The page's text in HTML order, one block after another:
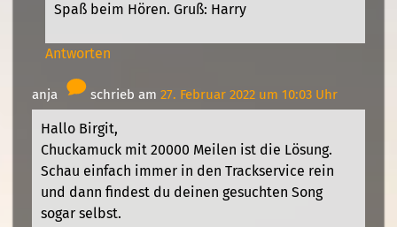
Spaß beim Hören. Gruß: Harry
Antworten
anja schrieb am 27. Februar 2022 um 10:03 Uhr
Hallo Birgit,
Chuckamuck mit 20000 Meilen ist die Lösung.
Schau einfach immer in den Trackservice rein
und dann findest du deinen gesuchten Song
sogar selbst.